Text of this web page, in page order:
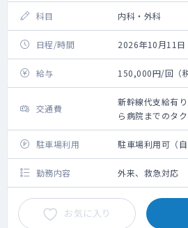
科目 内科・外科
日程/時間 2026年10月11
給与 150,000円/回（
交通費
新幹線代支給有
ら病院までのタ
駐車場利用 駐車場利用可（自
勤務内容 外来、救急対応
お気に入り